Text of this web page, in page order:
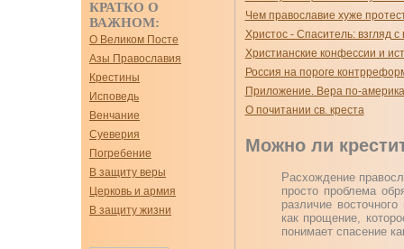
КРАТКО О
ВАЖНОМ:
О Великом Посте
Азы Православия
Крестины
Исповедь
Венчание
Суеверия
Погребение
В защиту веры
Церковь и армия
В защиту жизни
Чем православие хуже
Христос - Спаситель: взгляд с
Христианские конфессии и
Россия на пороге
Приложение. Вера по-
О почитании св. креста
Можно ли
Расхождение
просто проблема
различие
как прощение,
понимает спасение